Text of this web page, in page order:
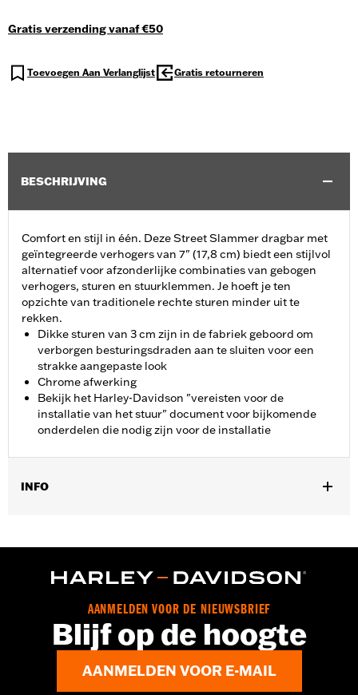
Gratis verzending vanaf €50
Toevoegen Aan Verlanglijst Gratis retourneren
BESCHRIJVING
Comfort en stijl in één. Deze Street Slammer dragbar met
geïntegreerde verhogers van 7" (17,8 cm) biedt een stijlvol
alternatief voor afzonderlijke combinaties van gebogen
verhogers, sturen en stuurklemmen. Je hoeft je ten
opzichte van traditionele rechte sturen minder uit te
rekken.
Dikke sturen van 3 cm zijn in de fabriek geboord om
verborgen besturingsdraden aan te sluiten voor een
strakke aangepaste look
Chrome afwerking
Bekijk het Harley-Davidson "vereisten voor de
installatie van het stuur" document voor bijkomende
onderdelen die nodig zijn voor de installatie
INFO
montage-onderdelen afzonderlijk worden aangeschaft. Past
niet op Road King® modellen die zijn uitgerust met cruise
control, '08 modellen met ABS, verwarmde handgrepen,
Road Tech™ -radio, Softail®-motorkit of modellen met zijspan.
Installatie-instructies
Harley-Davidson Handlebar Installation
Requirements
AANMELDEN VOOR DE NIEUWSBRIEF
Blijf op de hoogte
AANMELDEN VOOR E-MAIL